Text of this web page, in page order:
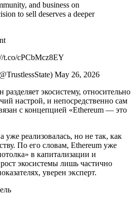
and business on
to sell deserves a deeper
t.co/cPCbMcz8EY
May 26, 2026
экосистему, относительно
настрой, и непосредственно сам
с концепцией «Ethereum — это
уже реализовалась, но не так, как
По его словам, Ethereum уже
в капитализации и
экосистемы лишь частично
уверен эксперт.